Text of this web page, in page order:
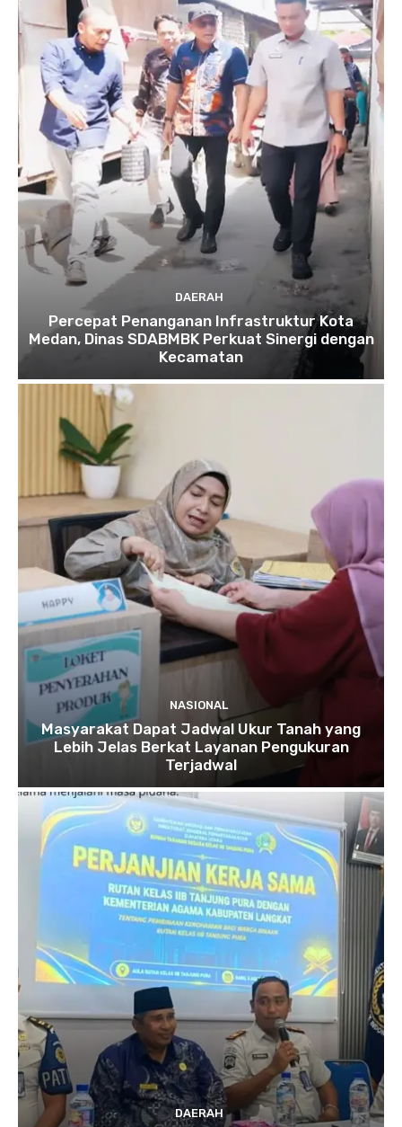
DAERAH
Percepat Penanganan Infrastruktur Kota
Medan, Dinas SDABMBK Perkuat Sinergi dengan
Kecamatan
NASIONAL
Masyarakat Dapat Jadwal Ukur Tanah yang
Lebih Jelas Berkat Layanan Pengukuran
Terjadwal
DAERAH